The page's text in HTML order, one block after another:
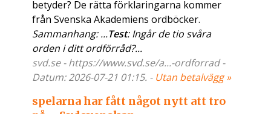
betyder? De rätta förklaringarna kommer
från Svenska Akademiens ordböcker.
Sammanhang: ...Test: Ingår de tio svåra
orden i ditt ordförråd?...
svd.se - https://www.svd.se/a...-ordforrad -
Datum: 2026-07-21 01:15. - Utan betalvägg »
spelarna har fått något nytt att tro